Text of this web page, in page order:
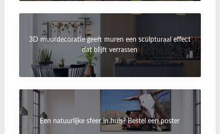
3D muurdecoratie geeft muren een sculpturaal effect
dat blijft verrassen
Een natuurlijke sfeer in huis? Bestel een poster